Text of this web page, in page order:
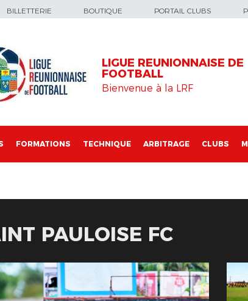
BILLETTERIE BOUTIQUE PORTAIL CLUBS
LIGUE REUNIONNAISE DE
FOOTBALL
Bienvenue à la LRF
FORMATIONS TECHNIQUE ARBITRAGE CLUBS
PAULOISE FC